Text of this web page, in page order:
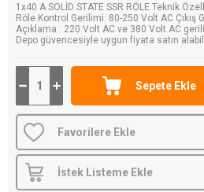
1x40 A SOLİD STATE SSR RÖLE Teknik
Röle Kontrol Gerilimi: 80-250 Volt AC Çıkış
Açıklama : 220 Volt AC ve 380 Volt AC
Depo güvencesiyle uygun fiyata satın
Favorilere Ekle
İstek Listeme Ekle